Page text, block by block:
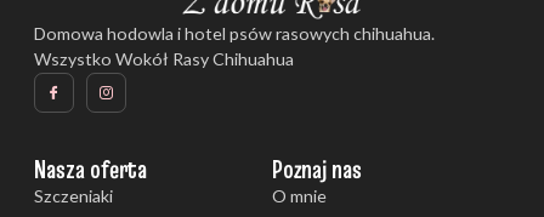
Domowa hodowla i hotel psów rasowych chihuahua.
Wszystko Wokół Rasy Chihuahua
Nasza oferta
Szczeniaki
Poznaj nas
O mnie